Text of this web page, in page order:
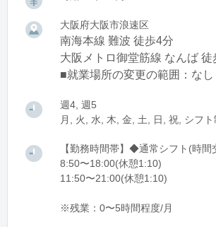
大阪府大阪市浪速区
南海本線 難波 徒歩4分
大阪メトロ御堂筋線 なんば 徒
■就業場所の変更の範囲：なし
週4, 週5
月, 火, 水, 木, 金, 土, 日, 祝, シフト
【勤務時間帯】◆通常シフト(時間
8:50〜18:00(休憩1:10)
11:50〜21:00(休憩1:10)
※残業：0〜5時間程度/月